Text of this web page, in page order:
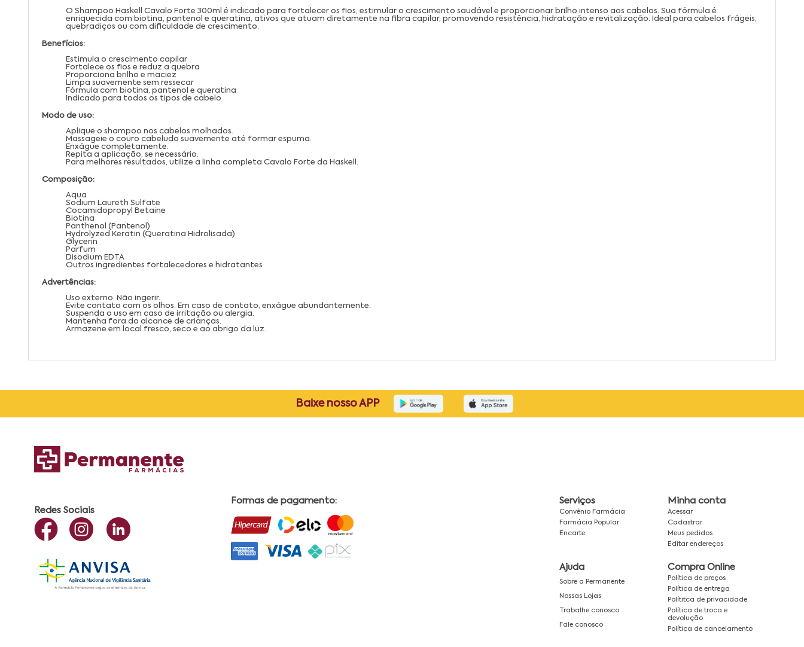
O Shampoo Haskell Cavalo Forte 300ml é indicado para fortalecer os fios, estimular o crescimento saudável e proporcionar brilho intenso aos cabelos. Sua fórmula é
enriquecida com biotina, pantenol e queratina, ativos que atuam diretamente na fibra capilar, promovendo resistência, hidratação e revitalização. Ideal para cabelos frágeis,
quebradiços ou com dificuldade de crescimento.
Benefícios:
Estimula o crescimento capilar
Fortalece os fios e reduz a quebra
Proporciona brilho e maciez
Limpa suavemente sem ressecar
Fórmula com biotina, pantenol e queratina
Indicado para todos os tipos de cabelo
Modo de uso:
Aplique o shampoo nos cabelos molhados.
Massageie o couro cabeludo suavemente até formar espuma.
Enxágue completamente.
Repita a aplicação, se necessário.
Para melhores resultados, utilize a linha completa Cavalo Forte da Haskell.
Composição:
Aqua
Sodium Laureth Sulfate
Cocamidopropyl Betaine
Biotina
Panthenol (Pantenol)
Hydrolyzed Keratin (Queratina Hidrolisada)
Glycerin
Parfum
Disodium EDTA
Outros ingredientes fortalecedores e hidratantes
Advertências:
Uso externo. Não ingerir.
Evite contato com os olhos. Em caso de contato, enxágue abundantemente.
Suspenda o uso em caso de irritação ou alergia.
Mantenha fora do alcance de crianças.
Armazene em local fresco, seco e ao abrigo da luz.
Baixe nosso APP
Redes Sociais
Formas de pagamento: Serviços
Convênio Farmácia
Farmácia Popular
Encarte
Minha conta
Acessar
Cadastrar
Meus pedidos
Editar endereços
Ajuda
Sobre a Permanente
Nossas Lojas
Trabalhe conosco
Fale conosco
Compra Online
Política de preços
Política de entrega
Polítitca de privacidade
Política de troca e
devolução
Política de cancelamento